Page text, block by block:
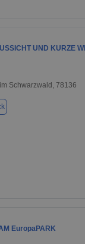
UND KURZE
Schwarzwald, 78136
EuropaPARK